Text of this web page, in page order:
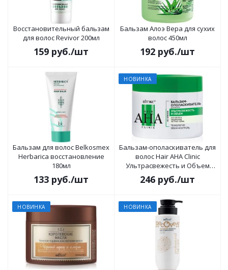
Восстановительный бальзам
для волос Revivor 200мл
159 руб./шт
Бальзам Алоэ Вера для cухих
волос 450мл
192 руб./шт
Бальзам для волос Belkosmex
Herbarica восстановление
180мл
133 руб./шт
НОВИНКА
Бальзам-ополаскиватель для
волос Hair AHA Clinic
Ультрасвежесть и Объем
300мл
246 руб./шт
НОВИНКА НОВИНКА